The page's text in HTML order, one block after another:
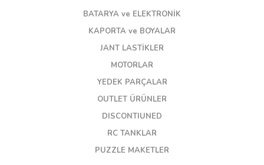
BATARYA ve ELEKTRONİK
KAPORTA ve BOYALAR
JANT LASTİKLER
MOTORLAR
YEDEK PARÇALAR
OUTLET ÜRÜNLER
DISCONTIUNED
RC TANKLAR
PUZZLE MAKETLER